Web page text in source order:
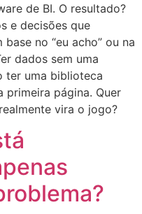
de BI. O resultado?
e decisões que
no “eu acho” ou na
dados sem uma
ter uma biblioteca
primeira página. Quer
vira o jogo?